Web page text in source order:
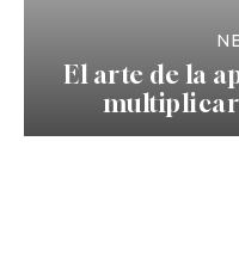
El arte de la